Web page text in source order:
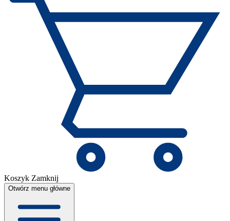
Koszyk Zamknij
Otwórz menu główne